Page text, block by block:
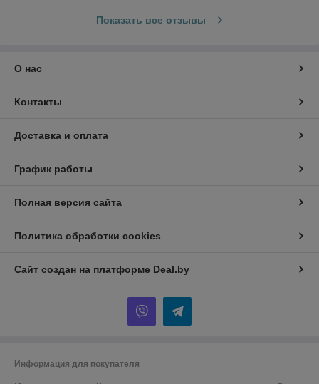
Показать все отзывы
О нас
Контакты
Доставка и оплата
График работы
Полная версия сайта
Политика обработки cookies
Сайт создан на платформе Deal.by
Информация для покупателя